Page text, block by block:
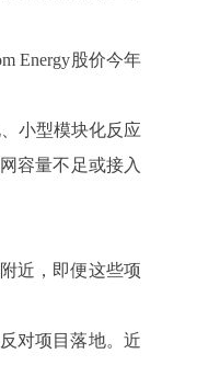
Energy股价今年
小型模块化反应
容量不足或接入
近，即便这些项
对项目落地。近